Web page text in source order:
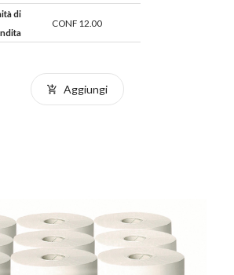
di
CONF 12.00
Aggiungi